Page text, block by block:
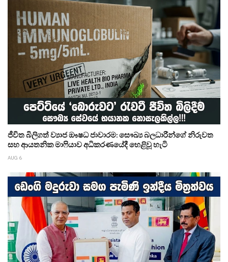
ජීවිත බිලිගත් ව්‍යාජ ඖෂධ ජාවාරම: සෞඛ්‍ය බලධාරීන්ගේ නිරුවත
සහ ආයතනික මාෆියාව අධිකරණයේදී හෙළිවූ හැටි
AUG 6